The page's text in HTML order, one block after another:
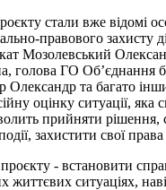
стали вже відомі
правового захисту
Мозолевський
голова ГО Об’єднання
Олександр та багато
оцінку ситуації, яка
прийняти
захистити свої права
- встановити
життєвих ситуаціях,